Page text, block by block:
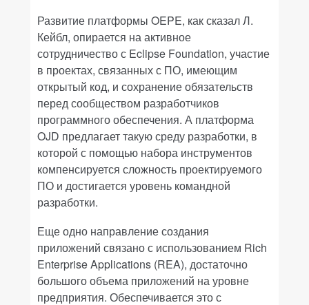
Развитие платформы OEPE, как сказал Л.
Кейбл, опирается на активное
сотрудничество с Eclipse Foundation, участие
в проектах, связанных с ПО, имеющим
открытый код, и сохранение обязательств
перед сообществом разработчиков
программного обеспечения. А платформа
OJD предлагает такую среду разработки, в
которой с помощью набора инструментов
компенсируется сложность проектируемого
ПО и достигается уровень командной
разработки.
Еще одно направление создания
приложений связано с использованием Rich
EnterpriseApplications (REA), достаточно
большого объема приложений на уровне
предприятия. Обеспечивается это с